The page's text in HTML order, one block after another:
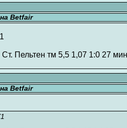
Betfair
Пельтен тм 5,5 1,07 1:0 27
Betfair